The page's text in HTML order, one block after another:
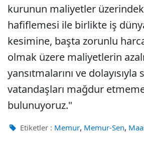
kurunun maliyetler üzerindeki
hafiflemesi ile birlikte iş
kesimine, başta zorunlu
olmak üzere maliyetlerin
yansıtmalarını ve
vatandaşları mağdur
bulunuyoruz."
Etiketler : Memur, Memur-Sen,